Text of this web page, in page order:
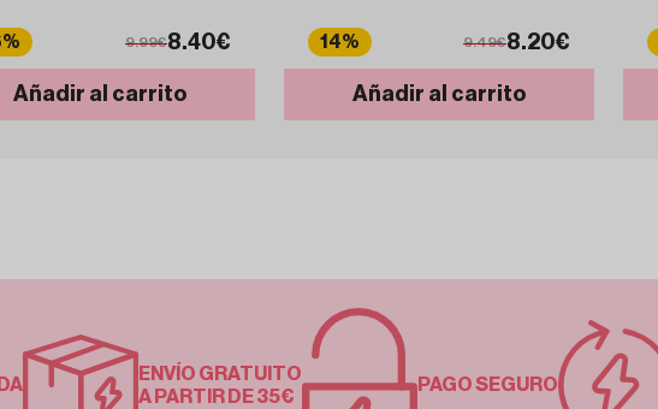
9.99€8.40€
Añadir al carrito
14% 9.49€8.20€
Añadir al carrito
ENVÍO GRATUITO
A PARTIR DE 35€
PAGO SEGURO